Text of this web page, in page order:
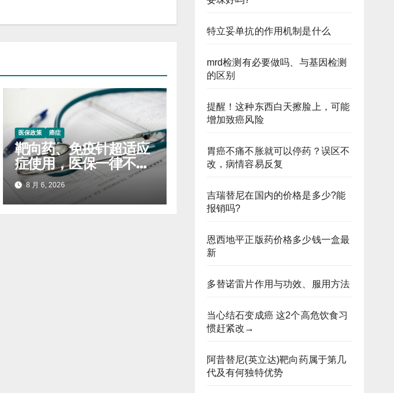
医保政策 癌症
靶向药、免疫针超适应
症使用，医保一律不予
报销
8 月 6, 2026
特立妥单抗的作用机制是什么
mrd检测有必要做吗、与基因检测
的区别
提醒！这种东西白天擦脸上，可能
增加致癌风险
胃癌不痛不胀就可以停药？误区不
改，病情容易反复
吉瑞替尼在国内的价格是多少?能
报销吗?
恩西地平正版药价格多少钱一盒最
新
多替诺雷片作用与功效、服用方法
当心结石变成癌 这2个高危饮食习
惯赶紧改→
阿昔替尼(英立达)靶向药属于第几
代及有何独特优势